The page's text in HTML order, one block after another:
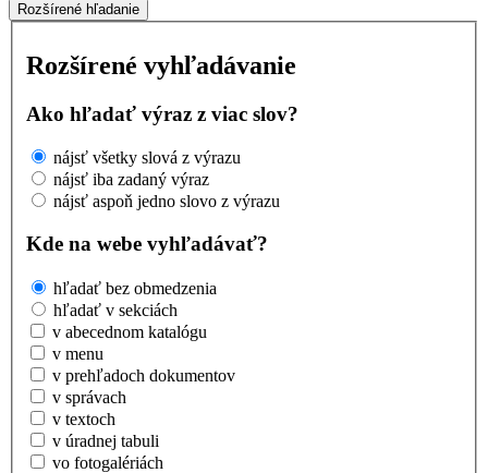
Rozšírené hľadanie
Rozšírené vyhľadávanie
Ako hľadať výraz z viac slov?
nájsť všetky slová z výrazu
nájsť iba zadaný výraz
nájsť aspoň jedno slovo z výrazu
Kde na webe vyhľadávať?
hľadať bez obmedzenia
hľadať v sekciách
v abecednom katalógu
v menu
v prehľadoch dokumentov
v správach
v textoch
v úradnej tabuli
vo fotogalériách